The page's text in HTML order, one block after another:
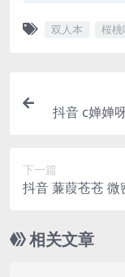
双人本 桜桃
抖音 c婵婵
下一篇
抖音 蒹葭苍苍 微密圈 NO.022期 【8P】
相关文章